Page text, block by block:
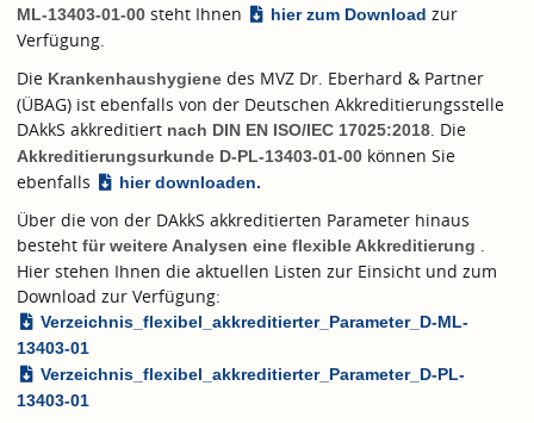
ML-13403-01-00 steht Ihnen hier zum Download zur
Verfügung.
Die Krankenhaushygiene des MVZ Dr. Eberhard & Partner
(ÜBAG) ist ebenfalls von der Deutschen Akkreditierungsstelle
DAkkS akkreditiert nach DIN EN ISO/IEC 17025:2018 . Die
Akkreditierungsurkunde D-PL-13403-01-00 können Sie
ebenfalls
hier downloaden.
Über die von der DAkkS akkreditierten Parameter hinaus
besteht für weitere Analysen eine flexible Akkreditierung .
Hier stehen Ihnen die aktuellen Listen zur Einsicht und zum
Download zur Verfügung:
Verzeichnis_flexibel_akkreditierter_Parameter_D-ML-
13403-01
Verzeichnis_flexibel_akkreditierter_Parameter_D-PL-
13403-01